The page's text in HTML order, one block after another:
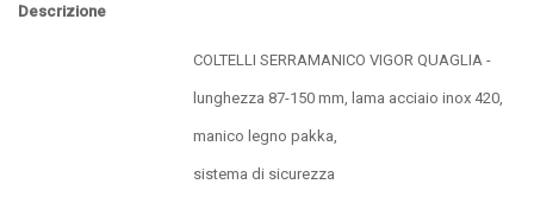
Descrizione
COLTELLI SERRAMANICO VIGOR QUAGLIA -
lunghezza 87-150 mm, lama acciaio inox 420,
manico legno pakka,
sistema di sicurezza